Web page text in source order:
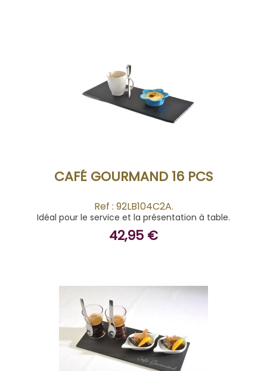
ACHETER
CAFÉ GOURMAND 16 PCS
Ref : 92LB104C2A.
Idéal pour le service et la présentation à table.
42,95 €
ACHETER